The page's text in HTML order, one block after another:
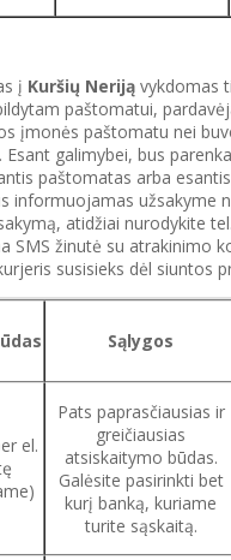
į Kuršių Neriją vykdomas
paštomatui,
įmonės paštomatu nei
Esant galimybei, bus
paštomatas arba
informuojamas užsakyme
atidžiai nurodykite
SMS žinutė su atrakinimo
susisieks dėl siuntos
Sąlygos
el.
Pats paprasčiausias ir
greičiausias
atsiskaitymo būdas.
Galėsite pasirinkti bet
kurį banką, kuriame
turite sąskaitą.